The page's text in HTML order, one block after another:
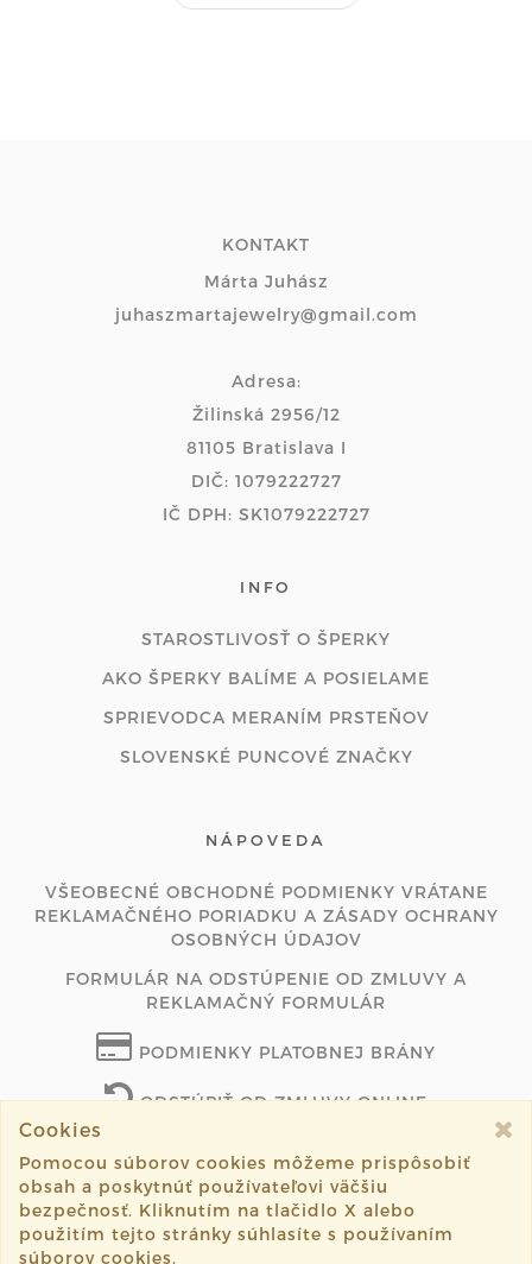
KONTAKT
Márta Juhász
juhaszmartajewelry@gmail.com
Adresa:
Žilinská 2956/12
81105 Bratislava I
DIČ: 1079222727
IČ DPH: SK1079222727
INFO
STAROSTLIVOSŤ O ŠPERKY
AKO ŠPERKY BALÍME A POSIELAME
SPRIEVODCA MERANÍM PRSTEŇOV
SLOVENSKÉ PUNCOVÉ ZNAČKY
NÁPOVEDA
VŠEOBECNÉ OBCHODNÉ PODMIENKY VRÁTANE
REKLAMAČNÉHO PORIADKU A ZÁSADY OCHRANY
OSOBNÝCH ÚDAJOV
FORMULÁR NA ODSTÚPENIE OD ZMLUVY A
REKLAMAČNÝ FORMULÁR
PODMIENKY PLATOBNEJ BRÁNY
ODSTÚPIŤ OD ZMLUVY ONLINE
©2026 juhaszmartajewelry.com všetky práva vyhradené.
Vytvorené systémomsashe.sk
Cookies
Pomocou súborov cookies môžeme prispôsobiť
obsah a poskytnúť používateľovi väčšiu
bezpečnosť. Kliknutím na tlačidlo X alebo
použitím tejto stránky súhlasíte s používaním
súborov cookies.